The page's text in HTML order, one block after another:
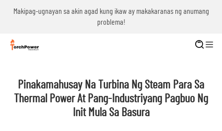
Makipag-ugnayan sa akin agad kung ikaw ay makakaranas ng anumang
problema!
Pinakamahusay Na Turbina Ng Steam Para Sa
Thermal Power At Pang-Industriyang Pagbuo Ng
Init Mula Sa Basura